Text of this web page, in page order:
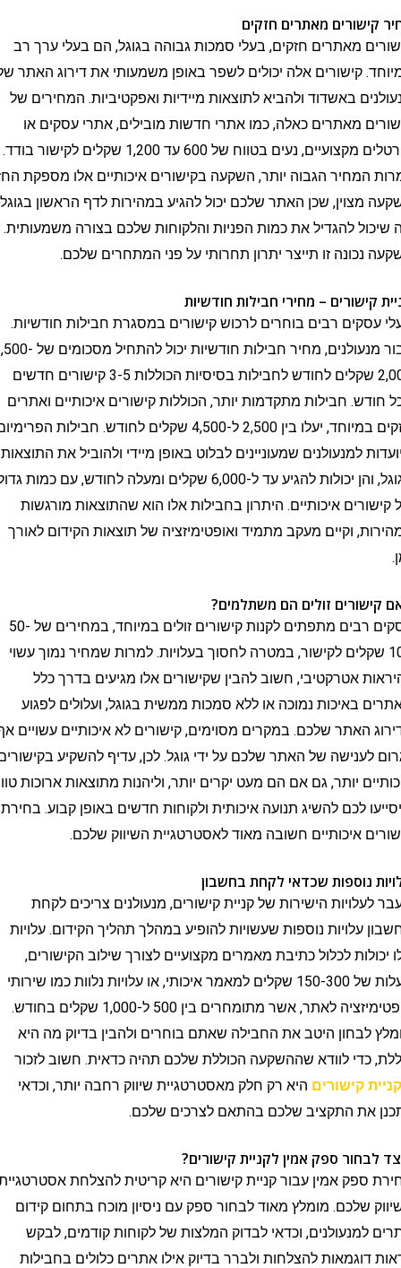
מאתרים חזקים
מאתרים חזקים, בעלי סמכות גבוהה בגוגל, הם בעלי ערך רב
קישורים אלה יכולים לשפר באופן משמעותי את דירוג האתר של
באשדוד ולהביא לתוצאות מיידיות ואפקטיביות. המחירים של
מאתרים כאלה, כמו אתרי חדשות מובילים, אתרי עסקים או
פורטלים מקצועיים, נעים בטווח של 600 עד 1,200 שקלים לקישור בודד.
הגבוה יותר, השקעה בקישורים איכותיים אלו מספקת החזר
שכן האתר שלכם יכול להגיע במהירות לדף הראשון בגוגל,
להגדיל את כמות הפניות והלקוחות שלכם בצורה משמעותית.
זו תייצר יתרון תחרותי על פני המתחרים שלכם.
– מחירי חבילות חודשיות
רבים בוחרים לרכוש קישורים במסגרת חבילות חודשיות.
עבור מנעולנים, מחיר חבילות חודשיות יכול להתחיל מסכומים של 1,500-
2,000 שקלים לחודש לחבילות בסיסיות הכוללות 3-5 קישורים חדשים
חבילות מתקדמות יותר, הכוללות קישורים איכותיים ואתרים
חזקים במיוחד, יעלו בין 2,500 ל-4,500 שקלים לחודש. חבילות הפרימיום
למנעולנים שמעוניינים לבלוט באופן מיידי ולהוביל את התוצאות
בגוגל, והן יכולות להגיע עד ל-6,000 שקלים ומעלה לחודש, עם כמות גדולה
איכותיים. היתרון בחבילות אלו הוא שהתוצאות מורגשות
וקיים מעקב מתמיד ואופטימיזציה של תוצאות הקידום לאורך
זולים הם משתלמים?
עסקים רבים מתפתים לקנות קישורים זולים במיוחד, במחירים של 50-
שקלים לקישור, במטרה לחסוך בעלויות. למרות שמחיר נמוך עשוי
אטרקטיבי, חשוב להבין שקישורים אלו מגיעים בדרך כלל
באיכות נמוכה או ללא סמכות ממשית בגוגל, ועלולים לפגוע
האתר שלכם. במקרים מסוימים, קישורים לא איכותיים עשויים אף
של האתר שלכם על ידי גוגל. לכן, עדיף להשקיע בקישורים
יותר, גם אם הם מעט יקרים יותר, וליהנות מתוצאות ארוכות טווח
לכם להשיג תנועה איכותית ולקוחות חדשים באופן קבוע. בחירת
איכותיים חשובה מאוד לאסטרטגיית השיווק שלכם.
נוספות שכדאי לקחת בחשבון
הישירות של קניית קישורים, מנעולנים צריכים לקחת
נוספות שעשויות להופיע במהלך תהליך הקידום. עלויות
לכלול כתיבת מאמרים מקצועיים לצורך שילוב הקישורים,
בעלות של 150-300 שקלים למאמר איכותי, או עלויות נלוות כמו שירותי
אופטימיזציה לאתר, אשר מתומחרים בין 500 ל-1,000 שקלים בחודש.
היטב את החבילה שאתם בוחרים ולהבין בדיוק מה היא
לוודא שההשקעה הכוללת שלכם תהיה כדאית. חשוב לזכור
קישוריםהיא רק חלק מאסטרטגיית שיווק רחבה יותר, וכדאי
התקציב שלכם בהתאם לצרכים שלכם.
ספק אמין לקניית קישורים?
אמין עבור קניית קישורים היא קריטית להצלחת אסטרטגיית
שלכם. מומלץ מאוד לבחור ספק עם ניסיון מוכח בתחום קידום
וכדאי לבדוק המלצות של לקוחות קודמים, לבקש
להצלחות ולברר בדיוק אילו אתרים כלולים בחבילות